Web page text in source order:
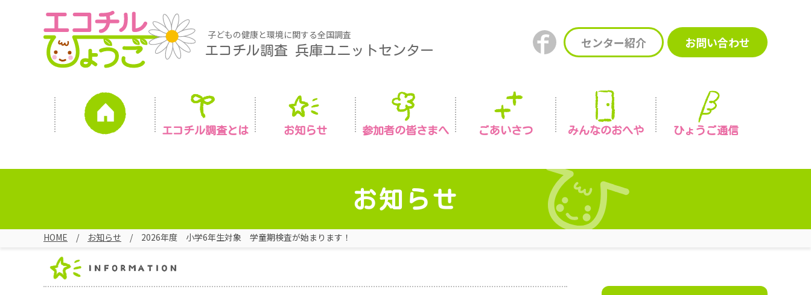
子どもの健康と環境に関する全国調査
エコチル調査 兵庫ユニットセンター
センター紹介 お問い合わせ
エコチル調査とは お知らせ 参加者の皆さまへ ごあいさつ みんなのおへや ひょうご通信
お知らせ
HOME お知らせ 2026年度 小学6年生対象 学童期検査が始まります！